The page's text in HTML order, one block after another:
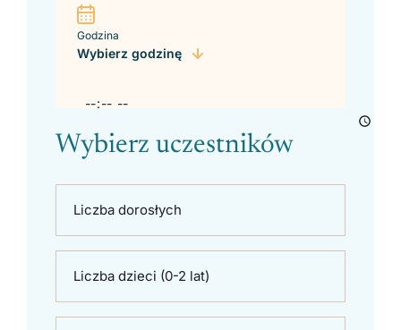
Godzina
Wybierz godzinę
Wybierz uczestników
Liczba dorosłych
Liczba dzieci (0-2 lat)